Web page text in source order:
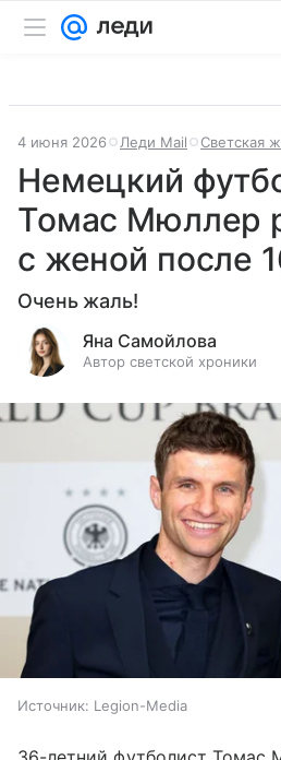
4 июня 2026 Леди Mail Светская
Немецкий
Томас Мюллер
с женой после
Очень жаль!
Яна Самойлова
Автор светской хроники
Источник: Legion-Media